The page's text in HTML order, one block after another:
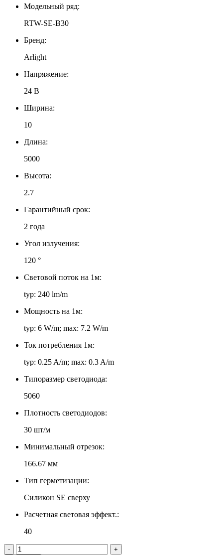
Модельный ряд:
RTW-SE-B30
Бренд:
Arlight
Напряжение:
24 В
Ширина:
10
Длина:
5000
Высота:
2.7
Гарантийный срок:
2 года
Угол излучения:
120 °
Световой поток на 1м:
typ: 240 lm/m
Мощность на 1м:
typ: 6 W/m; max: 7.2 W/m
Ток потребления 1м:
typ: 0.25 A/m; max: 0.3 A/m
Типоразмер светодиода:
5060
Плотность светодиодов:
30 шт/м
Минимальный отрезок:
166.67 мм
Тип герметизации:
Силикон SE сверху
Расчетная световая эффект.:
40
-
+